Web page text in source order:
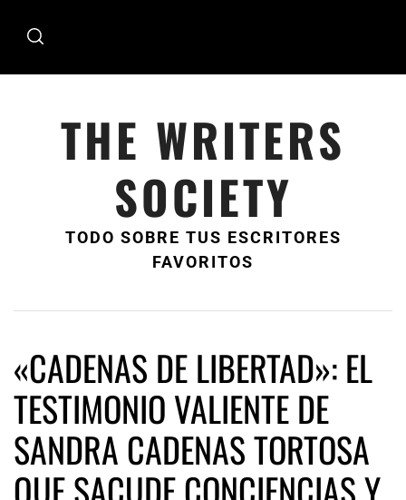
THE WRITERS
SOCIETY
TODO SOBRE TUS ESCRITORES
FAVORITOS
«CADENAS DE LIBERTAD»: EL
TESTIMONIO VALIENTE DE
SANDRA CADENAS TORTOSA